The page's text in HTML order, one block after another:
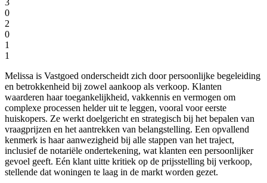
3
0
2
0
1
1
Melissa is Vastgoed onderscheidt zich door persoonlijke begeleiding
en betrokkenheid bij zowel aankoop als verkoop. Klanten
waarderen haar toegankelijkheid, vakkennis en vermogen om
complexe processen helder uit te leggen, vooral voor eerste
huiskopers. Ze werkt doelgericht en strategisch bij het bepalen van
vraagprijzen en het aantrekken van belangstelling. Een opvallend
kenmerk is haar aanwezigheid bij alle stappen van het traject,
inclusief de notariële ondertekening, wat klanten een persoonlijker
gevoel geeft. Eén klant uitte kritiek op de prijsstelling bij verkoop,
stellende dat woningen te laag in de markt worden gezet.